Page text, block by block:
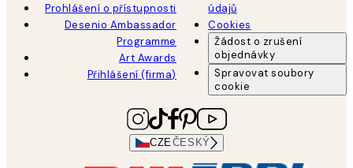
Prohlášení o přístupnosti
Desenio Ambassador
Programme
Art Awards
Přihlášení (firma)
údajů
Cookies
Žádost o zrušení
objednávky
Spravovat soubory
cookie
CZEČESKÝ